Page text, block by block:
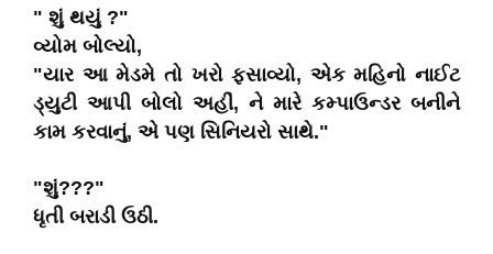
" શું થયું ?"
વ્યોમ બોલ્યો,
"યાર આ મેડમે તો ખરો ફસાવ્યો, એક મહિનો નાઈટ
ડ્યુટી આપી બોલો અહીં, ને મારે કમ્પાઉન્ડર બનીને
કામ કરવાનું, એ પણ સિનિયરો સાથે."
"શું???"
ધૃતી બરાડી ઉઠી.